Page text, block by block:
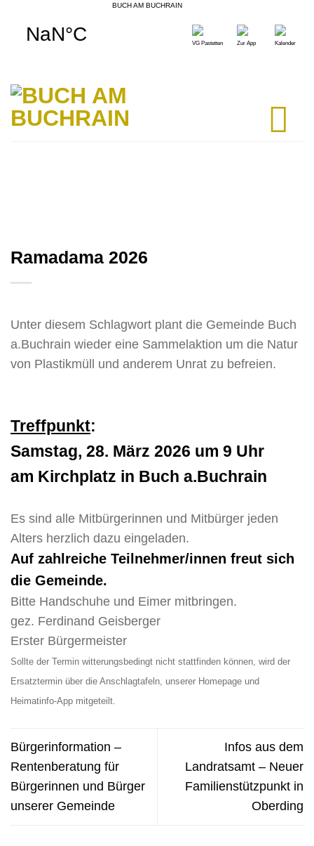
BUCH AM BUCHRAIN
VG Pastetten Zur App Kalender
Ramadama 2026
Unter diesem Schlagwort plant die Gemeinde Buch
a.Buchrain wieder eine Sammelaktion um die Natur
von Plastikmüll und anderem Unrat zu befreien.
Treffpunkt:
Samstag, 28. März 2026 um 9 Uhr
am Kirchplatz in Buch a.Buchrain
Es sind alle Mitbürgerinnen und Mitbürger jeden
Alters herzlich dazu eingeladen.
Auf zahlreiche Teilnehmer/innen freut sich
die Gemeinde.
Bitte Handschuhe und Eimer mitbringen.
gez. Ferdinand Geisberger
Erster Bürgermeister
Sollte der Termin witterungsbedingt nicht stattfinden können, wird der
Ersatztermin über die Anschlagtafeln, unserer Homepage und
Heimatinfo-App mitgeteilt.
Bürgerinformation –
Rentenberatung für
Bürgerinnen und Bürger
unserer Gemeinde
Infos aus dem
Landratsamt – Neuer
Familienstützpunkt in
Oberding